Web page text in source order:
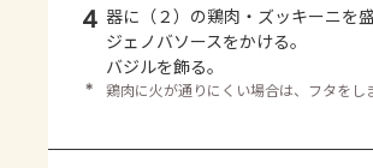
4 器に（２）の鶏肉・ズッキーニを
ジェノバソースをかける。
バジルを飾る。
＊ 鶏肉に火が通りにくい場合は、フタをし